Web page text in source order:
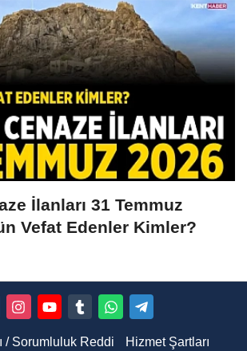
İlanları 31 Temmuz
Vefat Edenler Kimler?
/ Sorumluluk Reddi Hizmet Şartları